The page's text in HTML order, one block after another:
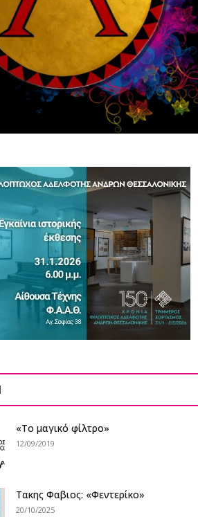
«Το μαγικό φίλτρο»
12/09/2019
Τακης Φαβιος: «Φεντερίκο»
20/10/2025